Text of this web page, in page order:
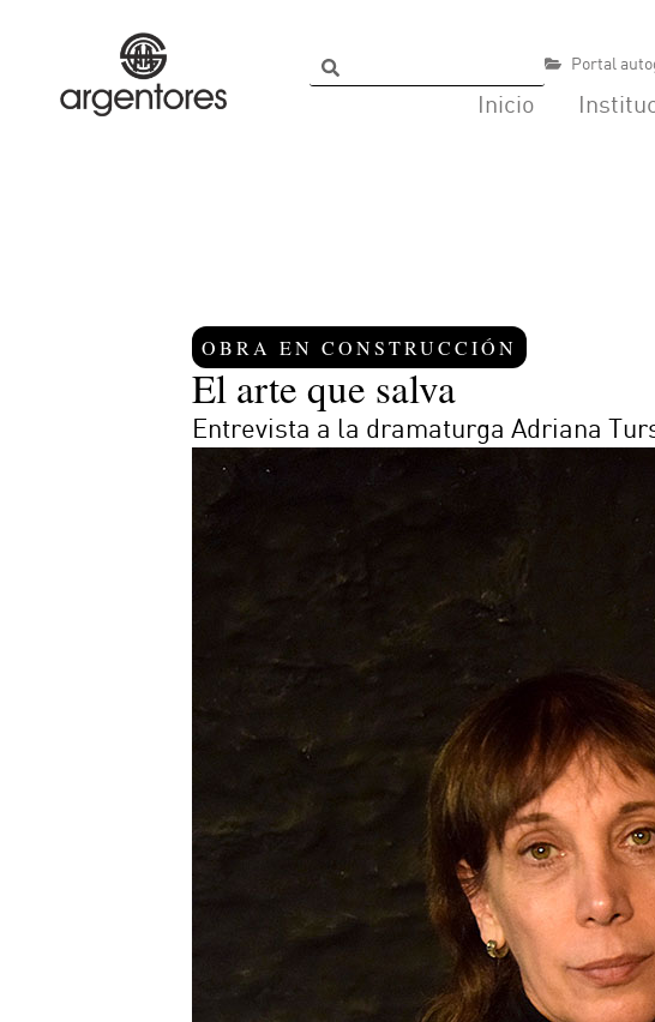
Inicio
Portal
OBRA EN CONSTRUCCIÓN
El arte que salva
Entrevista a la dramaturga Adriana